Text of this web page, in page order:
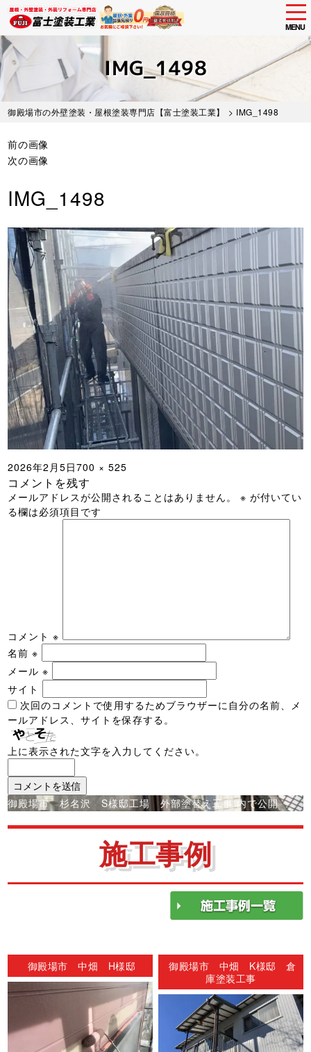
Skip
to
main
content
MENU
IMG_1498
御殿場市の外壁塗装・屋根塗装専門店【富士塗装工業】 > IMG_1498
前の画像
次の画像
IMG_1498
投
稿
日:
2026年2月5日フ
ル
サ
イ
700 × 525
コメントを残す
メールアドレスが公開されることはありません。 ※ が付いてい
る欄は必須項目です
コメント※
名前※
メール※
サイト
次回のコメントで使用するためブラウザーに自分の名前、メ
ールアドレス、サイトを保存する。
上に表示された文字を入力してください。
投
稿
ゲ
ン
御殿場市 杉名沢 S様邸工場 外部塗替え工事 内で公開
施工事例
御殿場市 中畑 H様邸
御殿場市 中畑 K様邸 倉
庫塗装工事